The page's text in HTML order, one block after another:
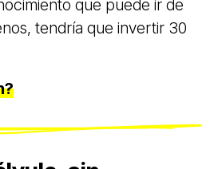
que puede ir de
tendría que invertir 30